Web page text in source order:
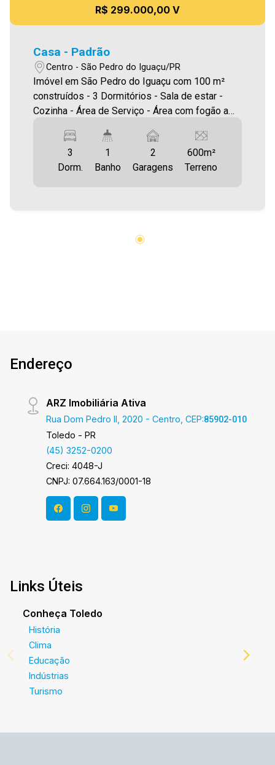
R$ 299.000,00 V
Casa - Padrão
Centro - São Pedro do Iguaçu/PR
Imóvel em São Pedro do Iguaçu com 100 m²
construídos - 3 Dormitórios - Sala de estar -
Cozinha - Área de Serviço - Área com fogão a
Garagem até 4 Carros - Próximo a delegacia -
Aceita permuta em Toledo Terreno com 600,00
3
Dorm.
1
Banho
2
Garagens
600m²
Terreno
Endereço
ARZ Imobiliária Ativa
Rua Dom Pedro II, 2020 - Centro, CEP:85902-010
Toledo - PR
(45) 3252-0200
Creci: 4048-J
CNPJ: 07.664.163/0001-18
Links Úteis
Conheça Toledo
História
Clima
Educação
Indústrias
Turismo